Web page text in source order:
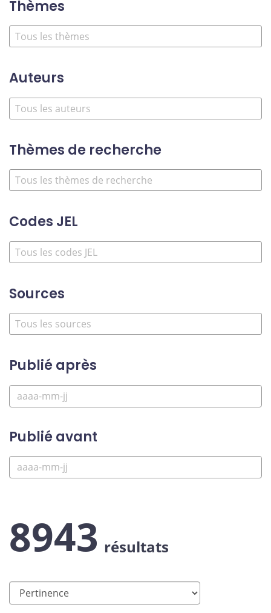
Thèmes
Auteurs
Thèmes de recherche
Codes JEL
Sources
Publié après
Publié avant
8943 résultats